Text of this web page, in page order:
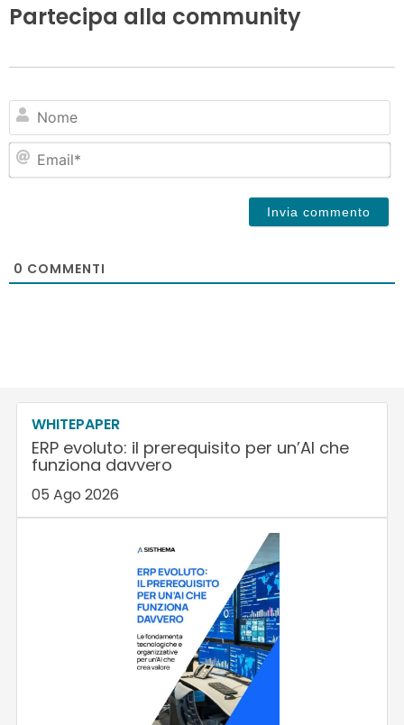
Partecipa alla community
0 COMMENTI
WHITEPAPER
ERP evoluto: il prerequisito per un’AI che
funziona davvero
05 Ago 2026